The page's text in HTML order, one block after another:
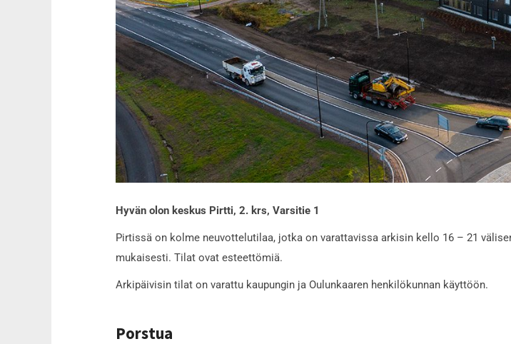
Hyvän olon keskus Pirtti, 2. krs, Varsitie 1
Pirtissä on kolme neuvottelutilaa, jotka on varattavissa arkisin kello 16 – 21
mukaisesti. Tilat ovat esteettömiä.
Arkipäivisin tilat on varattu kaupungin ja Oulunkaaren henkilökunnan käyttöön.
Porstua